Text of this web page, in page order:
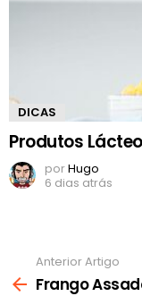
DICAS
Produtos
porHugo
6 dias atrás
mais
Anterior Artigo
Frango